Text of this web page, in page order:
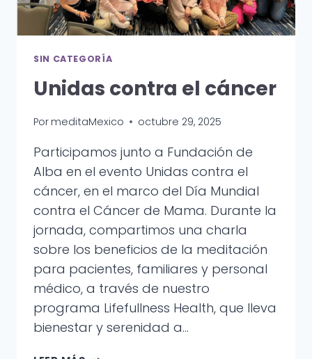
SIN CATEGORÍA
Unidas contra el cáncer
Por meditaMexico octubre 29, 2025
Participamos junto a Fundación de
Alba en el evento Unidas contra el
cáncer, en el marco del Día Mundial
contra el Cáncer de Mama. Durante la
jornada, compartimos una charla
sobre los beneficios de la meditación
para pacientes, familiares y personal
médico, a través de nuestro
programa Lifefullness Health, que lleva
bienestar y serenidad a…